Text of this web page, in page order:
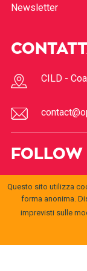
Newsletter
CILD -
FOLLOW
Questo sito utilizza
forma anonima.
imprevisti sulle